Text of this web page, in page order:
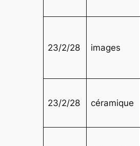
23/2/28 images
23/2/28 céramique